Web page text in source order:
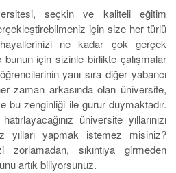
seçkin ve kaliteli eğitim
için size her türlü
ne kadar çok gerçek
bunun için sizinle birlikte çalışmalar
yanı sıra diğer yabancı
zaman arkasında olan üniversite,
bu zenginliği ile gurur duymaktadır.
üniversite yıllarınızı
yılları yapmak istemez misiniz?
sıkıntıya girmeden
artık biliyorsunuz.